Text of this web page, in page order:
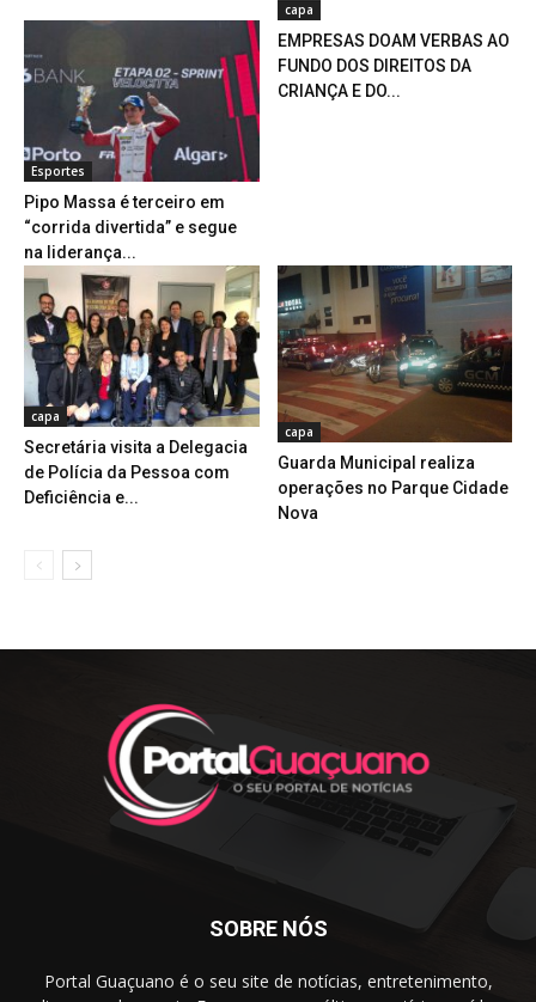
Esportes
Pipo Massa é terceiro em
“corrida divertida” e segue
na liderança...
capa
EMPRESAS DOAM VERBAS AO
FUNDO DOS DIREITOS DA
CRIANÇA E DO...
capa
Secretária visita a Delegacia
de Polícia da Pessoa com
Deficiência e...
capa
Guarda Municipal realiza
operações no Parque Cidade
Nova
SOBRE NÓS
Portal Guaçuano é o seu site de notícias, entretenimento,